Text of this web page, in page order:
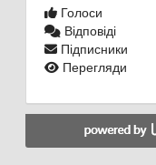
Голоси
Відповіді
Підписники
Перегляди